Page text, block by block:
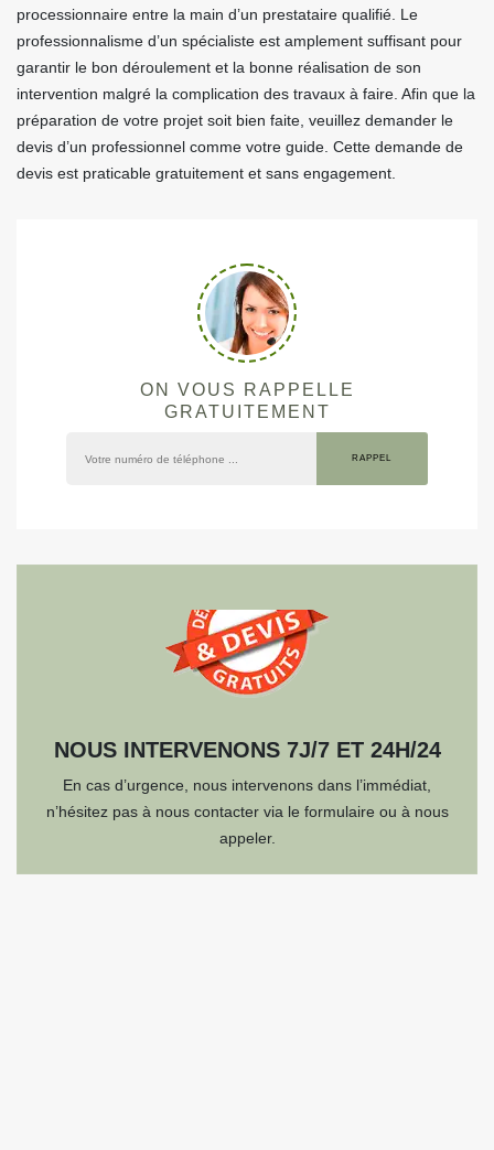
processionnaire entre la main d’un prestataire qualifié. Le
professionnalisme d’un spécialiste est amplement suffisant pour
garantir le bon déroulement et la bonne réalisation de son
intervention malgré la complication des travaux à faire. Afin que la
préparation de votre projet soit bien faite, veuillez demander le
devis d’un professionnel comme votre guide. Cette demande de
devis est praticable gratuitement et sans engagement.
ON VOUS RAPPELLE
GRATUITEMENT
NOUS INTERVENONS 7J/7 ET 24H/24
En cas d’urgence, nous intervenons dans l’immédiat,
n’hésitez pas à nous contacter via le formulaire ou à nous
appeler.